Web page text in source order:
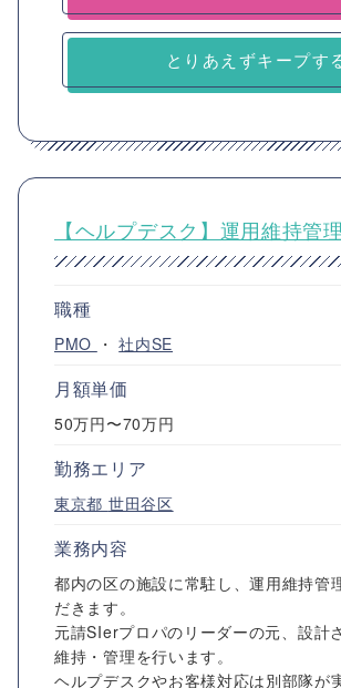
とりあえずキープす
【ヘルプデスク】運用維持管
職種
PMO ・社内SE
月額単価
50万円〜70万円
勤務エリア
東京都 世田谷区
業務内容
都内の区の施設に常駐し、運用維持管
だきます。
元請SIerプロパのリーダーの元、設計
維持・管理を行います。
ヘルプデスクやお客様対応は別部隊が